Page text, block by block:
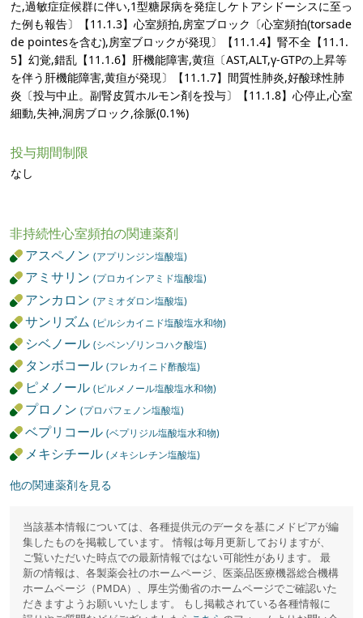
た,過敏症症候群に伴い,1型糖尿病を発症しケトアシドーシスに至っ
た例も報告〕【11.1.3】心室頻拍,房室ブロック〔心室頻拍(torsade
de pointesを含む),房室ブロックが発現〕【11.1.4】腎不全【11.1.
5】幻覚,錯乱【11.1.6】肝機能障害,黄疸〔AST,ALT,γ-GTPの上昇等
を伴う肝機能障害,黄疸が発現〕【11.1.7】間質性肺炎,好酸球性肺
炎〔投与中止。副腎皮質ホルモン剤を投与〕【11.1.8】心停止,心室
細動,失神,洞房ブロック,徐脈(0.1%)
投与期間制限
なし
非持続性心室頻拍の関連薬剤
アスペノン(アプリンジン塩酸塩)
アミサリン(プロカインアミド塩酸塩)
アンカロン(アミオダロン塩酸塩)
サンリズム(ピルシカイニド塩酸塩水和物)
シベノール(シベンゾリンコハク酸塩)
タンボコール(フレカイニド酢酸塩)
ピメノール(ピルメノール塩酸塩水和物)
プロノン(プロパフェノン塩酸塩)
ベプリコール(ベプリジル塩酸塩水和物)
メキシチール(メキシレチン塩酸塩)
他の関連薬剤を見る
当該基本情報については、各種提供元のデータを基にメドピアが編
集したものを掲載しています。 情報は毎月更新しておりますが、
ご覧いただいた時点での最新情報ではない可能性があります。 最
新の情報は、各製薬会社のホームページ、医薬品医療機器総合機構
ホームページ（PMDA）、厚生労働省のホームページでご確認いた
だきますようお願いいたします。 もし掲載されている各種情報に